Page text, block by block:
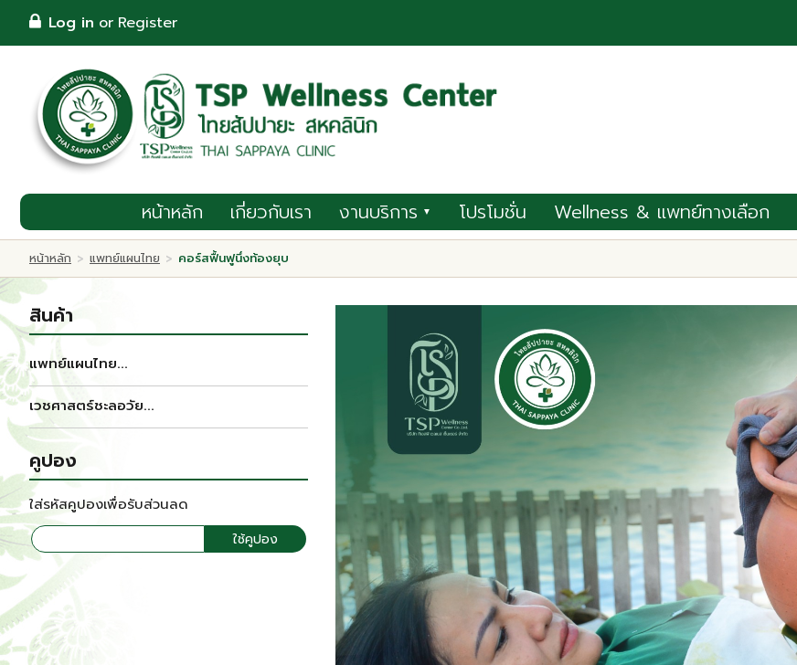
TH
Register
หน้าหลัก
เกี่ยวกับเรา
Wellness & แพทย์ทางเลือก
กิจกรรม
บทความ
ติดต่อ/จองคิว
Log in or Register
หน้าหลัก เกี่ยวกับเรา งานบริการ ▼ โปรโมชั่น Wellness & แพทย์ทางเลือก
หน้าหลัก > แพทย์แผนไทย > คอร์สฟื้นฟูนึ่งท้องยุบ
สินค้า
แพทย์แผนไทย...
เวชศาสตร์ชะลอวัย...
คูปอง
ใส่รหัสคูปองเพื่อรับส่วนลด
ใช้คูปอง